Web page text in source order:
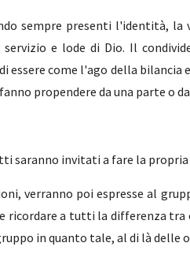
sempre presenti l'identità, la
e lode di Dio. Il
essere come l'ago della
propendere da una parte o
saranno invitati a fare la propria
verranno poi espresse al
ricordare a tutti la differenza tra
in quanto tale, al di là delle